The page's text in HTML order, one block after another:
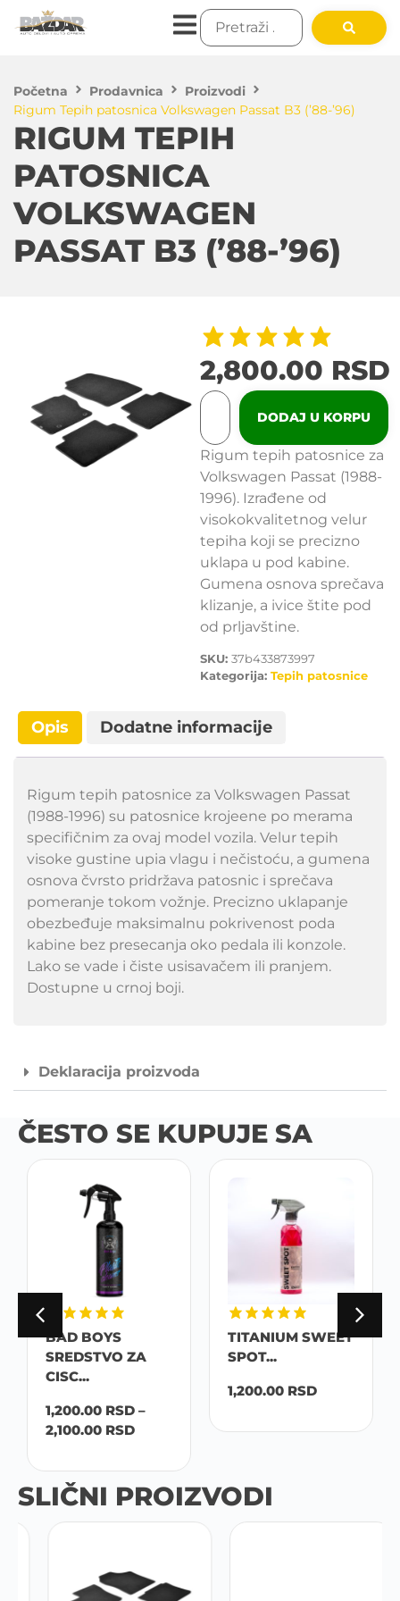
Početna Prodavnica
Proizvodi
Rigum Tepih patosnica Volkswagen Passat B3 (’88-’96)
RIGUM TEPIH
PATOSNICA
VOLKSWAGEN
PASSAT B3 (’88-’96)
2,800.00 RSD
DODAJ U KORPU
Rigum tepih patosnice za
Volkswagen Passat (1988-
1996). Izrađene od
visokokvalitetnog velur
tepiha koji se precizno
uklapa u pod kabine.
Gumena osnova sprečava
klizanje, a ivice štite pod
od prljavštine.
SKU: 37b433873997
Kategorija: Tepih patosnice
Opis Dodatne informacije
Rigum tepih patosnice za Volkswagen Passat
(1988-1996) su patosnice krojeene po merama
specifičnim za ovaj model vozila. Velur tepih
visoke gustine upia vlagu i nečistoću, a gumena
osnova čvrsto pridržava patosnic i sprečava
pomeranje tokom vožnje. Precizno uklapanje
obezbeđuje maksimalnu pokrivenost poda
kabine bez presecanja oko pedala ili konzole.
Lako se vade i čiste usisavačem ili pranjem.
Dostupne u crnoj boji.
Deklaracija proizvoda
ČESTO SE KUPUJE SA
BAD BOYS
SREDSTVO ZA
CISC...
1,200.00 RSD –
2,100.00 RSD
TITANIUM SWEET
SPOT...
1,200.00 RSD
SLIČNI PROIZVODI